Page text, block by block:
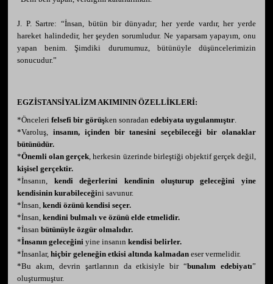
J. P. Sartre: “İnsan, bütün bir dünyadır; her yerde vardır, her yerde
hareket halindedir, her şeyden sorumludur. Ne yaparsam yapayım, onu
yapan benim. Şimdiki durumumuz, bütünüyle düşüncelerimizin
sonucudur.”
EGZİSTANSİYALİZM AKIMININ ÖZELLİKLERİ:
*Önceleri felsefi bir görüşken sonradan edebiyata uygulanmıştır.
*Varoluş, insanın, içinden bir tanesini seçebileceği bir olanaklar
bütünüdür.
*Önemli olan gerçek, herkesin üzerinde birleştiği objektif gerçek değil,
kişisel gerçektir.
*İnsanın,
kendi değerlerini kendinin oluşturup geleceğini yine
kendisinin kurabileceğini savunur.
*İnsan, kendi özünü kendisi seçer.
*İnsan, kendini bulmalı ve özünü elde etmelidir.
*İnsan bütünüyle özgür olmalıdır.
*İnsanın geleceğini yine insanın kendisi belirler.
*İnsanlar, hiçbir geleneğin etkisi altında kalmadan eser vermelidir.
*Bu akım, devrin şartlarının da etkisiyle bir “bunalım edebiyatı”
oluşturmuştur.